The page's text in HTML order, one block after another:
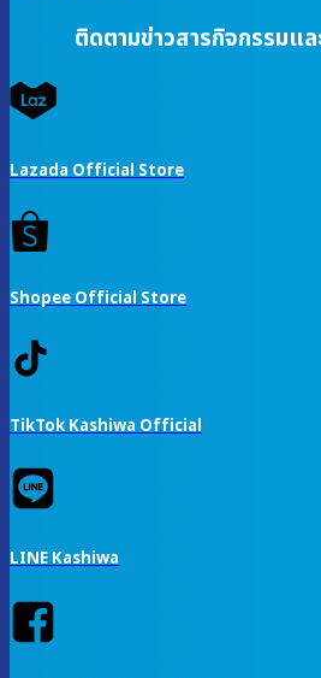
ติดตามข่าวสารกิจกรรมแ
Lazada Official Store
Shopee Official Store
TikTok Kashiwa Official
LINE Kashiwa